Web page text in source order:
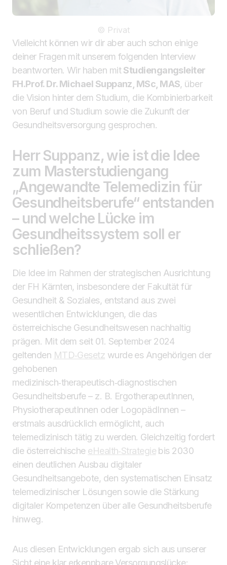
© Privat
Vielleicht können wir dir aber auch schon einige
deiner Fragen mit unserem folgenden Interview
beantworten. Wir haben mitStudiengangsleiter
FH.Prof. Dr. Michael Suppanz, MSc, MAS, über
die Vision hinter dem Studium, die Kombinierbarkeit
von Beruf und Studium sowie die Zukunft der
Gesundheitsversorgung gesprochen.
Herr Suppanz, wie ist die Idee
zum Masterstudiengang
„Angewandte Telemedizin für
Gesundheitsberufe“ entstanden
– und welche Lücke im
Gesundheitssystem soll er
schließen?
Die Idee im Rahmen der strategischen Ausrichtung
der FH Kärnten, insbesondere der Fakultät für
Gesundheit & Soziales, entstand aus zwei
wesentlichen Entwicklungen, die das
österreichische Gesundheitswesen nachhaltig
prägen. Mit dem seit 01. September 2024
geltenden MTD‑Gesetz wurde es Angehörigen der
gehobenen
medizinisch‑therapeutisch‑diagnostischen
Gesundheitsberufe – z. B. ErgotherapeutInnen,
PhysiotherapeutInnen oder LogopädInnen –
erstmals ausdrücklich ermöglicht, auch
telemedizinisch tätig zu werden. Gleichzeitig fordert
die österreichische eHealth‑Strategie bis 2030
einen deutlichen Ausbau digitaler
Gesundheitsangebote, den systematischen Einsatz
telemedizinischer Lösungen sowie die Stärkung
digitaler Kompetenzen über alle Gesundheitsberufe
hinweg.
Aus diesen Entwicklungen ergab sich aus unserer
Sicht eine klar erkennbare Versorgungslücke: